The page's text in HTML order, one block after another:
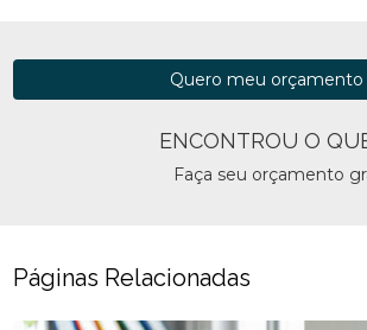
ENCONTROU O
Faça seu orçamento
Quero meu orçamento
Páginas Relacionadas